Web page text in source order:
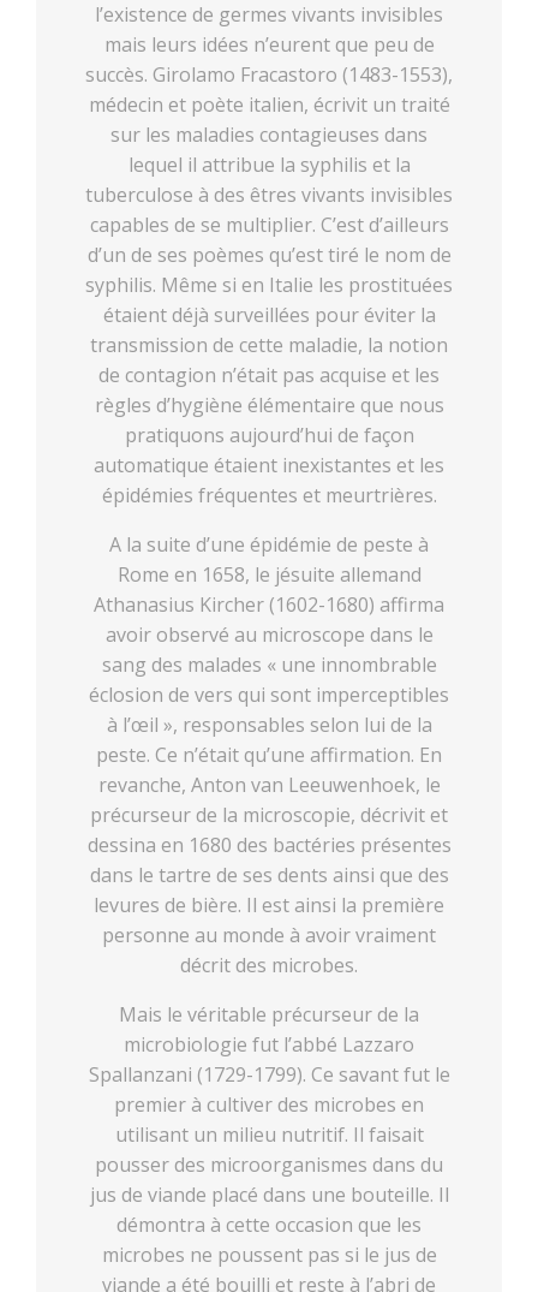
l’existence de germes vivants invisibles
mais leurs idées n’eurent que peu de
succès. Girolamo Fracastoro (1483-1553),
médecin et poète italien, écrivit un traité
sur les maladies contagieuses dans
lequel il attribue la syphilis et la
tuberculose à des êtres vivants invisibles
capables de se multiplier. C’est d’ailleurs
d’un de ses poèmes qu’est tiré le nom de
syphilis. Même si en Italie les prostituées
étaient déjà surveillées pour éviter la
transmission de cette maladie, la notion
de contagion n’était pas acquise et les
règles d’hygiène élémentaire que nous
pratiquons aujourd’hui de façon
automatique étaient inexistantes et les
épidémies fréquentes et meurtrières.
A la suite d’une épidémie de peste à
Rome en 1658, le jésuite allemand
Athanasius Kircher (1602-1680) affirma
avoir observé au microscope dans le
sang des malades « une innombrable
éclosion de vers qui sont imperceptibles
à l’œil », responsables selon lui de la
peste. Ce n’était qu’une affirmation. En
revanche, Anton van Leeuwenhoek, le
précurseur de la microscopie, décrivit et
dessina en 1680 des bactéries présentes
dans le tartre de ses dents ainsi que des
levures de bière. Il est ainsi la première
personne au monde à avoir vraiment
décrit des microbes.
Mais le véritable précurseur de la
microbiologie fut l’abbé Lazzaro
Spallanzani (1729-1799). Ce savant fut le
premier à cultiver des microbes en
utilisant un milieu nutritif. Il faisait
pousser des microorganismes dans du
jus de viande placé dans une bouteille. Il
démontra à cette occasion que les
microbes ne poussent pas si le jus de
viande a été bouilli et reste à l’abri de